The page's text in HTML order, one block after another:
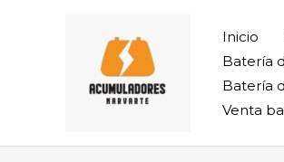
Inicio
Batería
Batería
Venta